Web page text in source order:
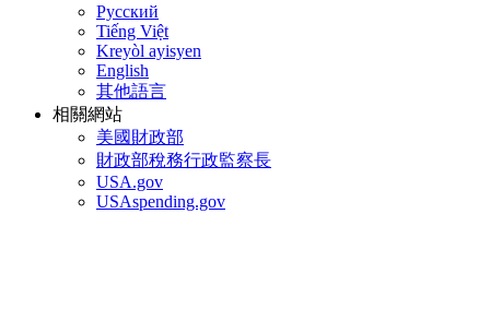
Pусский
Tiếng Việt
Kreyòl ayisyen
English
其他語言
相關網站
美國財政部
財政部稅務行政監察長
USA.gov
USAspending.gov